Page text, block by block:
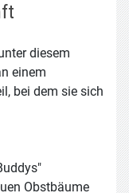
diesem
einem
bei dem sie sich
Obstbäume